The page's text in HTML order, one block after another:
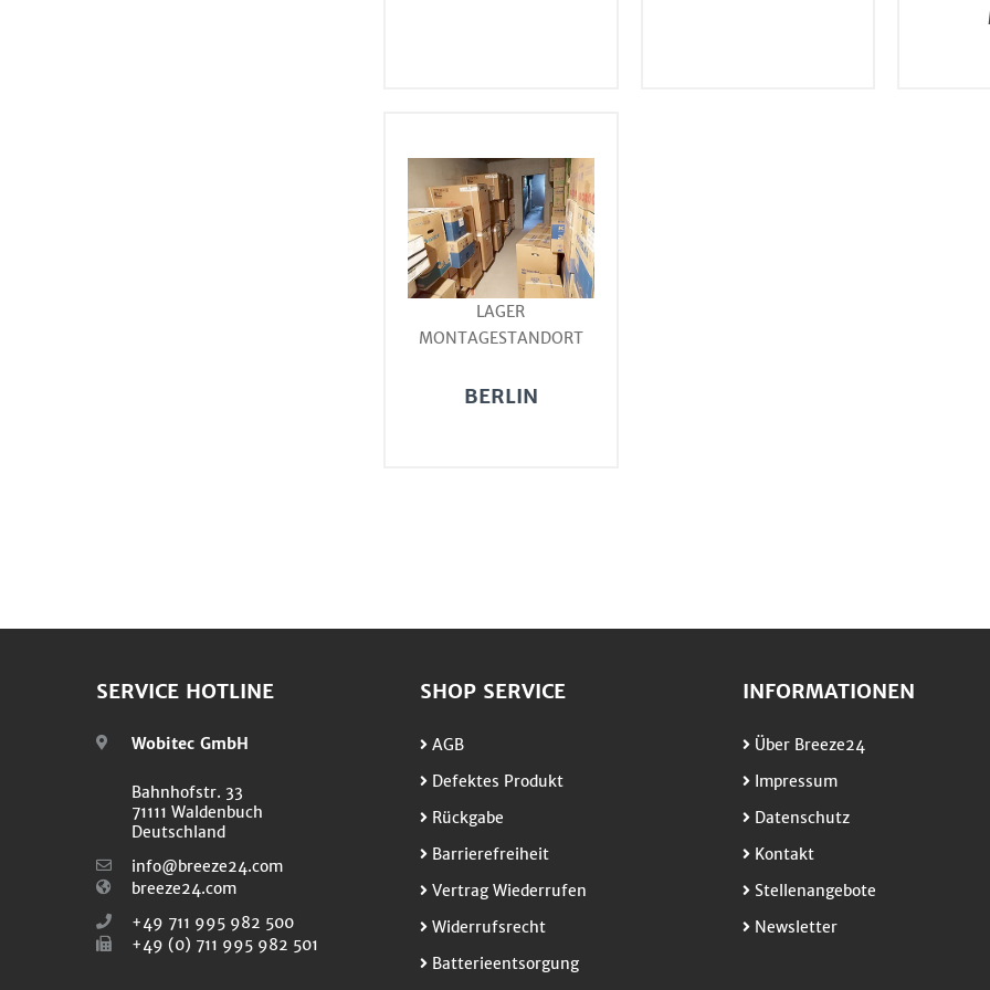
LAGER
MONTAGESTANDORT
BERLIN
SERVICE HOTLINE
Wobitec GmbH
Bahnhofstr. 33
71111 Waldenbuch
Deutschland
info@breeze24.com
breeze24.com
+49 711 995 982 500
+49 (0) 711 995 982 501
SHOP SERVICE
AGB
Defektes Produkt
Rückgabe
Barrierefreiheit
Vertrag Wiederrufen
Widerrufsrecht
Batterieentsorgung
INFORMATIONEN
Über Breeze24
Impressum
Datenschutz
Kontakt
Stellenangebote
Newsletter